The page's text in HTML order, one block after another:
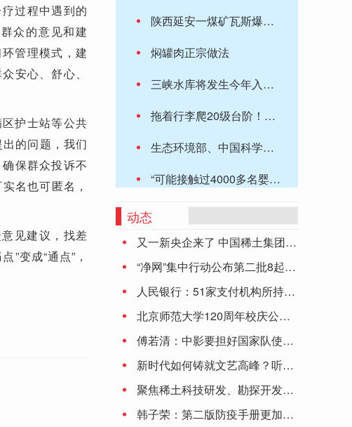
过程中遇到的
众的意见和建
管理模式，建
安心、舒心、
护士站等公共
的问题，我们
保群众投诉不
名也可匿名，
见建议，找差
”变成“通点”，
陕西延安一煤矿瓦斯爆炸，已致7人死亡
焖罐肉正宗做法
三峡水库将发生今年入汛以来最大洪水过程
拖着行李爬20级台阶！北京西站候车旅客就餐有点难
生态环境部、中国科学院联合发布报告 全国生态总体稳中向好
“可能接触过4000多名婴儿“，33岁英“恶魔护士”还有惊人罪行！
葱油炒黄豆芽(关于葱油炒黄豆芽简述)
江南化工08月21日被深股通减持46.65万股
乌官员：针对俄卡卢加州的袭击是在乌情报部门协调下发起的
贝壳：斥资30亿元认购建信理财产品，期限273天
lnternet怎么连接手机（lnternet怎么连接）
动态
又一新央企来了 中国稀土集团正式成立
“净网”集中行动公布第二批8起典型案件
人民银行：51家支付机构所持《支付业务许可证》到期 6家中止审查
北京师范大学120周年校庆公告（第二号）
傅若清：中影要担好国家队使命 让观众更有走进影院的理由
新时代如何铸就文艺高峰？听听陈凯歌、李少红、刘劲、颜丙燕、丁亚平怎么说
聚焦稀土科技研发、勘探开发……中国稀土集团有限公司正式成立
韩子荣：第二版防疫手册更加深化细化 将保持防控措施动态调整的灵活性